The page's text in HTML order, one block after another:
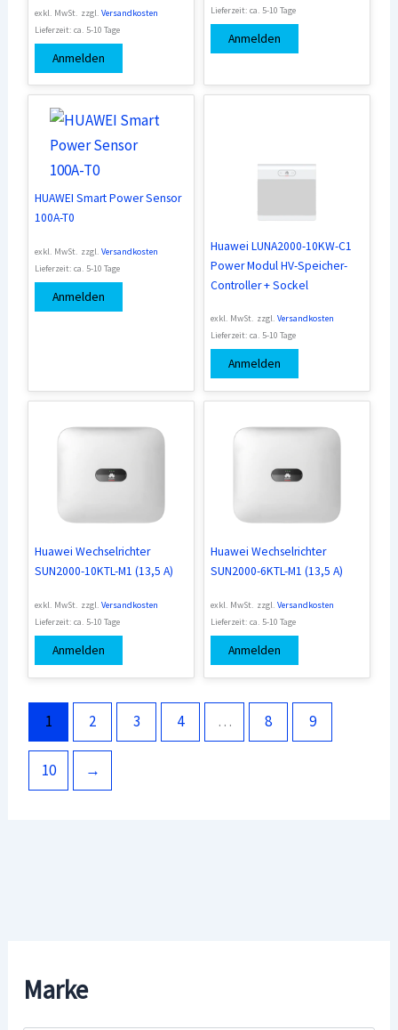
Marke
exkl. MwSt. zzgl.Versandkosten
Lieferzeit:ca. 5-10 Tage
Anmelden
Lieferzeit: ca. 5-10 Tage
Anmelden
HUAWEI Smart Power Sensor
100A-T0
exkl. MwSt. zzgl.Versandkosten
Lieferzeit:ca. 5-10 Tage
Anmelden
Huawei LUNA2000-10KW-C1
Power Modul HV-Speicher-
Controller + Sockel
exkl. MwSt. zzgl. Versandkosten
Lieferzeit: ca. 5-10 Tage
Anmelden
Huawei Wechselrichter
SUN2000-10KTL-M1 (13,5 A)
exkl. MwSt. zzgl.Versandkosten
Lieferzeit:ca. 5-10 Tage
Anmelden
Huawei Wechselrichter
SUN2000-6KTL-M1 (13,5 A)
exkl. MwSt. zzgl. Versandkosten
Lieferzeit: ca. 5-10 Tage
Anmelden
1 2 3 4 … 8 9
10 →